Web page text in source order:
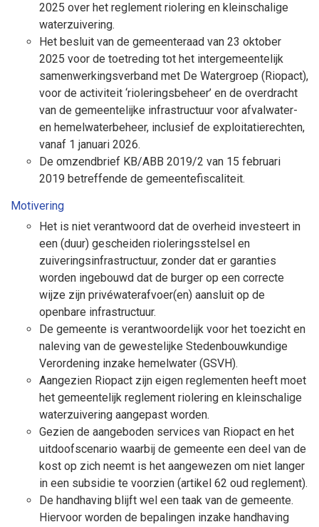
2025 over het reglement riolering en kleinschalige
waterzuivering.
Het besluit van de gemeenteraad van 23 oktober
2025 voor de toetreding tot het intergemeentelijk
samenwerkingsverband met De Watergroep (Riopact),
voor de activiteit ‘rioleringsbeheer’ en de overdracht
van de gemeentelijke infrastructuur voor afvalwater-
en hemelwaterbeheer, inclusief de exploitatierechten,
vanaf 1 januari 2026.
De omzendbrief KB/ABB 2019/2 van 15 februari
2019 betreffende de gemeentefiscaliteit.
Motivering
Het is niet verantwoord dat de overheid investeert in
een (duur) gescheiden rioleringsstelsel en
zuiveringsinfrastructuur, zonder dat er garanties
worden ingebouwd dat de burger op een correcte
wijze zijn privéwaterafvoer(en) aansluit op de
openbare infrastructuur.
De gemeente is verantwoordelijk voor het toezicht en
naleving van de gewestelijke Stedenbouwkundige
Verordening inzake hemelwater (GSVH).
Aangezien Riopact zijn eigen reglementen heeft moet
het gemeentelijk reglement riolering en kleinschalige
waterzuivering aangepast worden.
Gezien de aangeboden services van Riopact en het
uitdoofscenario waarbij de gemeente een deel van de
kost op zich neemt is het aangewezen om niet langer
in een subsidie te voorzien (artikel 62 oud reglement).
De handhaving blijft wel een taak van de gemeente.
Hiervoor worden de bepalingen inzake handhaving